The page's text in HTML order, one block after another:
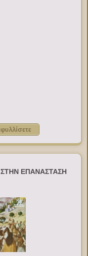
ΕΠΑΝΑΣΤΑΣΗ